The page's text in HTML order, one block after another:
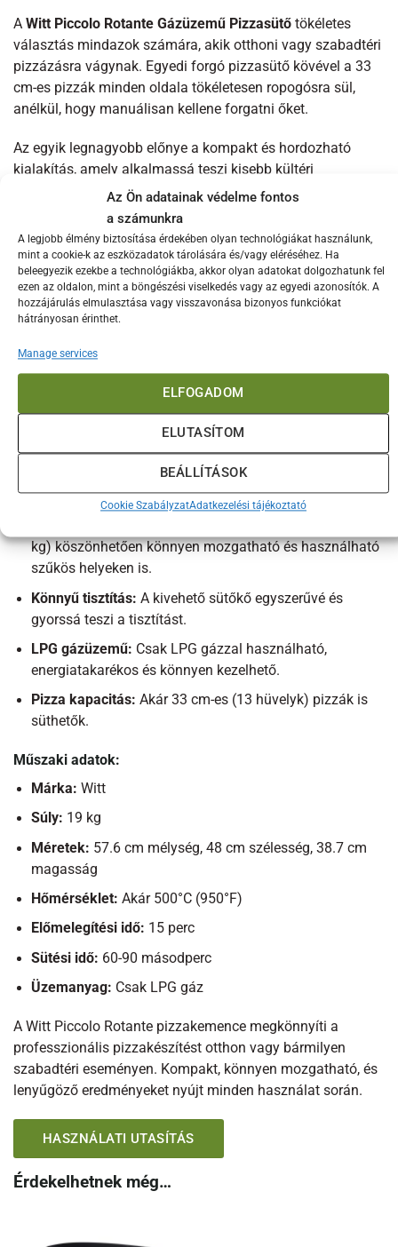
Az Ön adatainak védelme fontos
a számunkra
A legjobb élmény biztosítása érdekében olyan technológiákat használunk,
mint a cookie-k az eszközadatok tárolására és/vagy eléréséhez. Ha
beleegyezik ezekbe a technológiákba, akkor olyan adatokat dolgozhatunk fel
ezen az oldalon, mint a böngészési viselkedés vagy az egyedi azonosítók. A
hozzájárulás elmulasztása vagy visszavonása bizonyos funkciókat
hátrányosan érinthet.
Manage services
ELFOGADOM
ELUTASÍTOM
BEÁLLÍTÁSOK
Cookie SzabályzatAdatkezelési tájékoztató
A Witt Piccolo Rotante Gázüzemű Pizzasütő tökéletes
választás mindazok számára, akik otthoni vagy szabadtéri
pizzázásra vágynak. Egyedi forgó pizzasütő kövével a 33
cm-es pizzák minden oldala tökéletesen ropogósra sül,
anélkül, hogy manuálisan kellene forgatni őket.
Az egyik legnagyobb előnye a kompakt és hordozható
kialakítás, amely alkalmassá teszi kisebb kültéri
helyszínekhez, mint például erkélyekhez, teraszokhoz vagy
kempingezéshez. Annak ellenére, hogy kis méretű, nagyon
hatékony: a sütő gyorsan felmelegszik, és 15 perc alatt
eléri az 500°C-ot.
Főbb jellemzők:
Forgó pizzasütő kő:
garantálva.
500°C-ra fűt fel mindössze 15 perc alatt.
A pizza 60-90 másodperc alatt
Egyenletes hőeloszlást biztosít, ami
egyenletes sütést eredményez.
kg) köszönhetően könnyen mozgatható és használható
szűkös helyeken is.
Könnyű tisztítás: A kivehető sütőkő egyszerűvé és
gyorssá teszi a tisztítást.
LPG gázüzemű: Csak LPG gázzal használható,
energiatakarékos és könnyen kezelhető.
Pizza kapacitás: Akár 33 cm-es (13 hüvelyk) pizzák is
süthetők.
Műszaki adatok:
Márka: Witt
Súly: 19 kg
Méretek: 57.6 cm mélység, 48 cm szélesség, 38.7 cm
magasság
Hőmérséklet: Akár 500°C (950°F)
Előmelegítési idő: 15 perc
Sütési idő: 60-90 másodperc
Üzemanyag: Csak LPG gáz
A Witt Piccolo Rotante pizzakemence megkönnyíti a
professzionális pizzakészítést otthon vagy bármilyen
szabadtéri eseményen. Kompakt, könnyen mozgatható, és
lenyűgöző eredményeket nyújt minden használat során.
HASZNÁLATI UTASÍTÁS
Érdekelhetnek még…